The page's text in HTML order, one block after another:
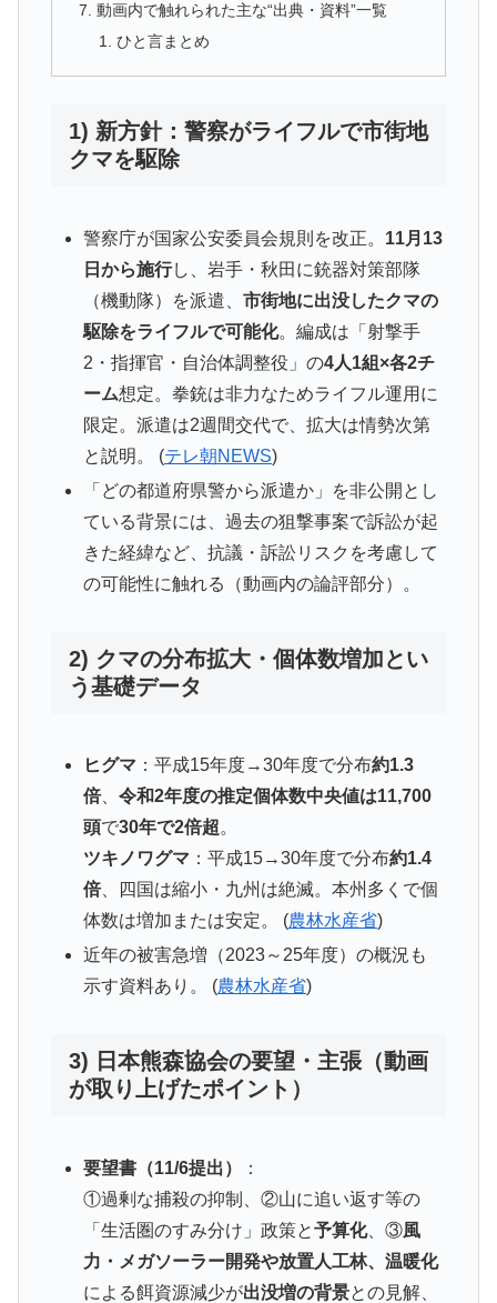
動画内で触れられた主な“出典・資料”一覧
ひと言まとめ
1) 新方針：警察がライフルで市街地
クマを駆除
警察庁が国家公安委員会規則を改正。 11月13
日から施行し、岩手・秋田に銃器対策部隊
（機動隊）を派遣、 市街地に出没したクマの
駆除をライフルで可能化。編成は「射撃手
2・指揮官・自治体調整役」の4人1組×各2チ
ーム想定。拳銃は非力なためライフル運用に
限定。派遣は2週間交代で、拡大は情勢次第
と説明。 (テレ朝NEWS)
「どの都道府県警から派遣か」を非公開とし
ている背景には、過去の狙撃事案で訴訟が起
きた経緯など、抗議・訴訟リスクを考慮して
の可能性に触れる（動画内の論評部分）。
2) クマの分布拡大・個体数増加とい
う基礎データ
ヒグマ ：平成15年度→30年度で分布約1.3
倍、 令和2年度の推定個体数中央値は11,700
頭で30年で2倍超。
ツキノワグマ ：平成15→30年度で分布約1.4
倍、四国は縮小・九州は絶滅。本州多くで個
体数は増加または安定。 (農林水産省)
近年の被害急増（2023～25年度）の概況も
示す資料あり。 (農林水産省)
3) 日本熊森協会の要望・主張（動画
が取り上げたポイント）
要望書（11/6提出）
：
①過剰な捕殺の抑制、②山に追い返す等の
「生活圏のすみ分け」政策と予算化、③風
力・メガソーラー開発や放置人工林、温暖化
による餌資源減少が出没増の背景との見解、